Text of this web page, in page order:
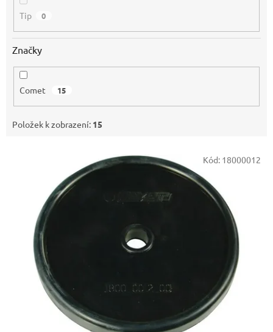
Tip 0
Značky
Comet 15
Položek k zobrazení: 15
Kód: 18000012